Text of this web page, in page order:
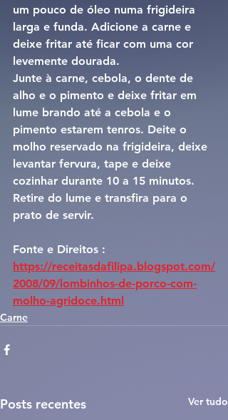
um pouco de óleo numa frigideira
larga e funda. Adicione a carne e
deixe fritar até ficar com uma cor
levemente dourada.
Junte à carne, cebola, o dente de
alho e o pimento e deixe fritar em
lume brando até a cebola e o
pimento estarem tenros. Deite o
molho reservado na frigideira, deixe
levantar fervura, tape e deixe
cozinhar durante 10 a 15 minutos.
Retire do lume e transfira para o
prato de servir.
Fonte e Direitos :
https://receitasdafilipa.blogspot.com/
2008/09/lombinhos-de-porco-com-
molho-agridoce.html
Carne
Posts recentes Ver tudo